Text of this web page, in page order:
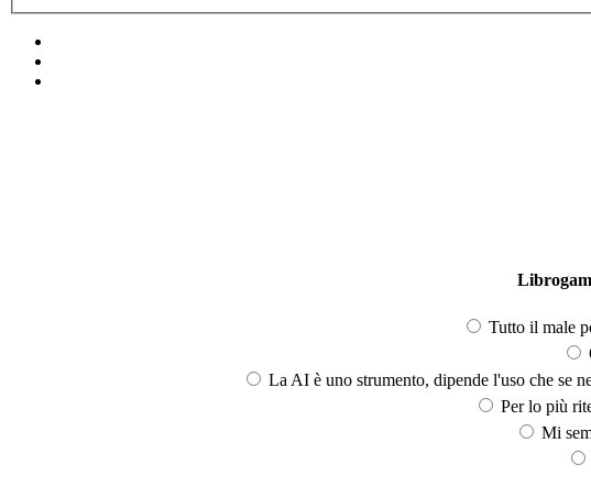
Tutto il male
La AI è uno strumento, dipende l'uso che se
Per lo più
Mi